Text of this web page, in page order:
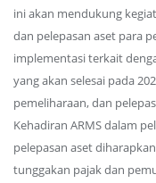
ini akan mendukung
dan pelepasan aset para
implementasi terkait
yang akan selesai pada
pemeliharaan, dan
Kehadiran ARMS dalam
pelepasan aset
tunggakan pajak dan